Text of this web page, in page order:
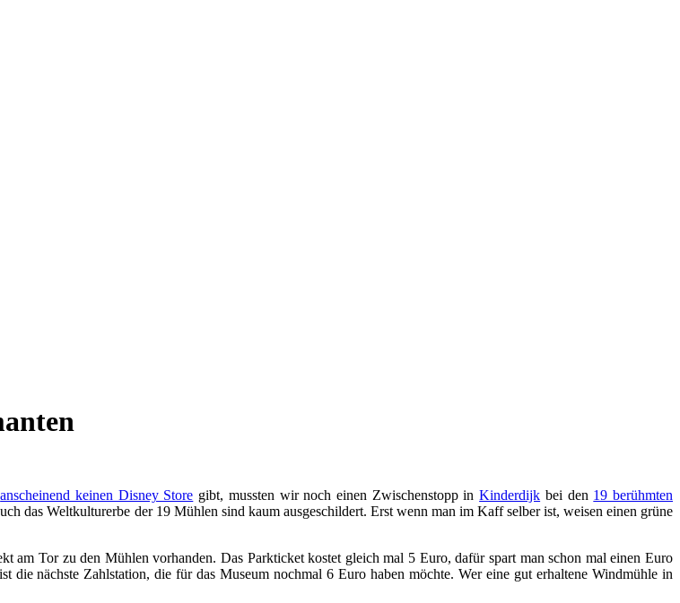
anscheinend keinen Disney Store gibt, mussten wir noch einen Zwischenstopp inKinderdijk bei den 19 berühmten
das Weltkulturerbe der 19 Mühlen sind kaum ausgeschildert. Erst wenn man im Kaff selber ist, weisen einen grüne
am Tor zu den Mühlen vorhanden. Das Parkticket kostet gleich mal 5 Euro, dafür spart man schon mal einen Euro
nächste Zahlstation, die für das Museum nochmal 6 Euro haben möchte. Wer eine gut erhaltene Windmühle in